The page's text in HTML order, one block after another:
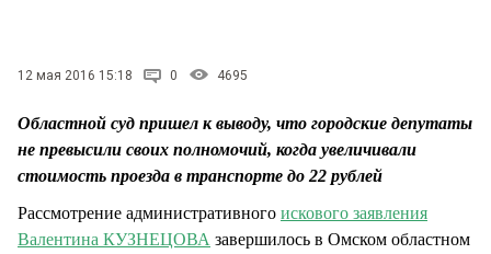
12 мая 2016 15:18 0 4695
Областной суд пришел к выводу, что городские депутаты
не превысили своих полномочий, когда увеличивали
стоимость проезда в транспорте до 22 рублей
Рассмотрение административного искового заявления
Валентина КУЗНЕЦОВА завершилось в Омском областном